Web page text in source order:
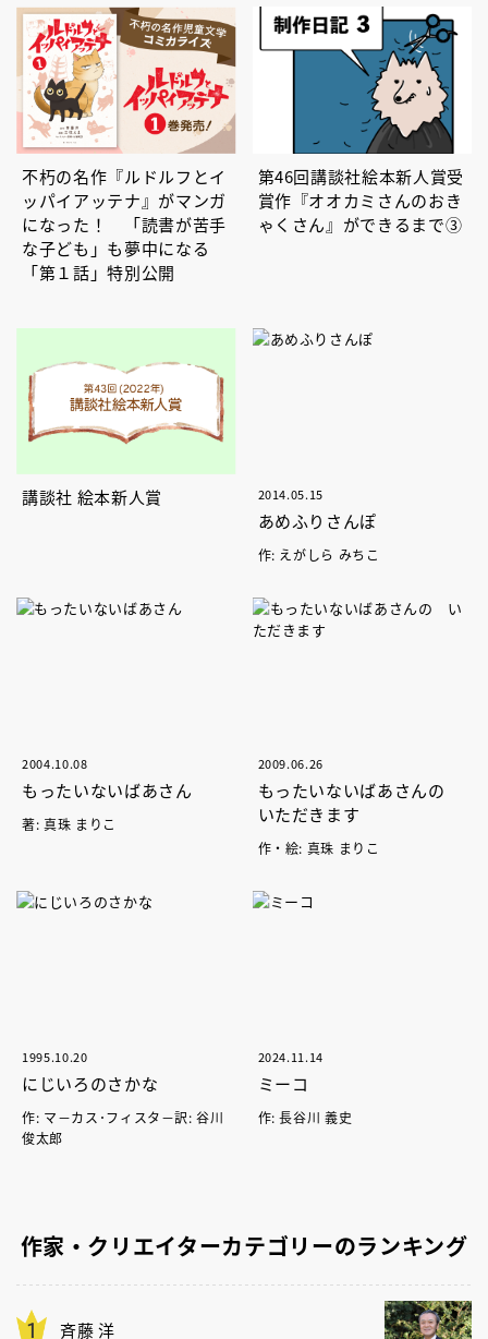
不朽の名作『ルドルフとイ
ッパイアッテナ』がマンガ
になった！ 「読書が苦手
な子ども」も夢中になる
「第１話」特別公開
第46回講談社絵本新人賞受
賞作『オオカミさんのおき
ゃくさん』ができるまで③
講談社 絵本新人賞 2014.05.15
あめふりさんぽ
作: えがしら みちこ
2004.10.08
もったいないばあさん
著: 真珠 まりこ
2009.06.26
もったいないばあさんの
いただきます
作・絵: 真珠 まりこ
1995.10.20
にじいろのさかな
作: マ－カス･フィスタ－訳: 谷川
俊太郎
2024.11.14
ミーコ
作: 長谷川 義史
作家・クリエイターカテゴリーのランキング
斉藤 洋